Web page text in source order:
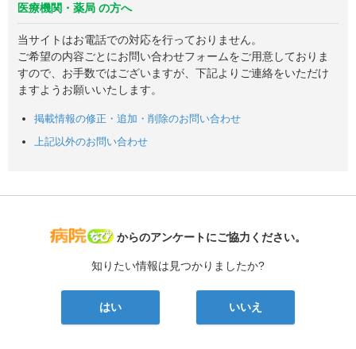
医療機関・薬局 の方へ
当サイトはお電話での対応を行っておりません。
ご希望の内容ごとにお問い合わせフォームをご用意しておりま
すので、お手数ではございますが、下記よりご連絡をいただけ
ますようお願いいたします。
掲載情報の修正・追加・削除のお問い合わせ
上記以外のお問い合わせ
病院なび
からのアンケートにご協力ください。
知りたい情報は見つかりましたか?
はい いいえ